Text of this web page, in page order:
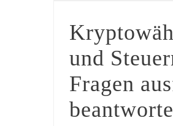
und
Fragen